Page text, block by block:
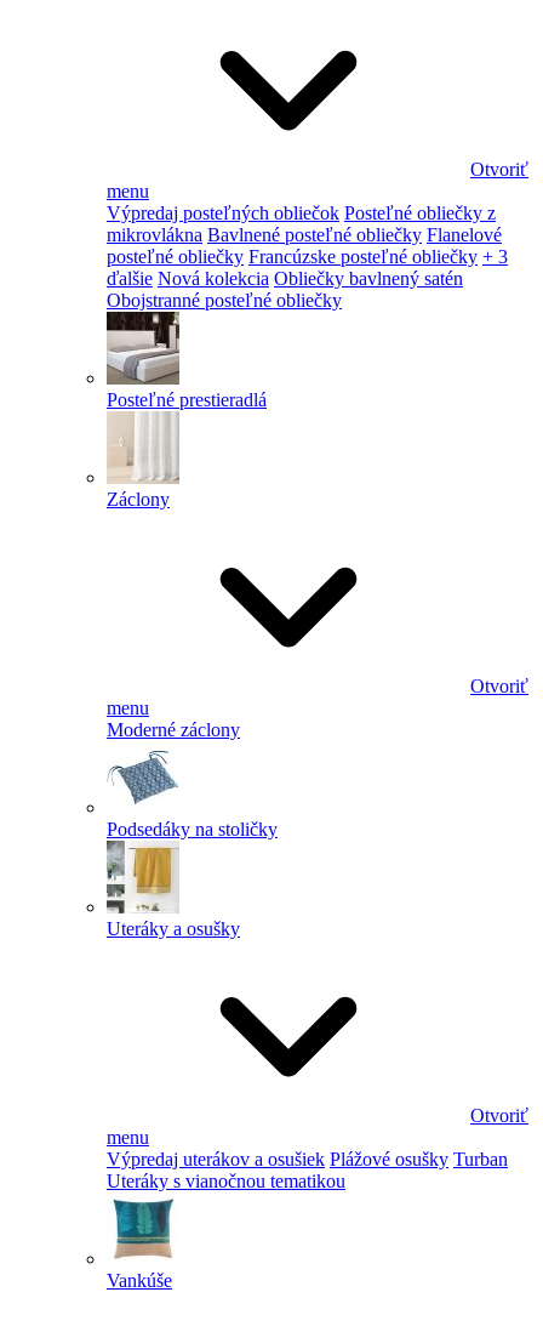
Otvoriť
menu
Výpredaj posteľných obliečok Posteľné obliečky z
mikrovlákna Bavlnené posteľné obliečky Flanelové
posteľné obliečky Francúzske posteľné obliečky + 3
ďalšie Nová kolekcia Obliečky bavlnený satén
Obojstranné posteľné obliečky
Posteľné prestieradlá
Záclony
Otvoriť
menu
Moderné záclony
Podsedáky na stoličky
Uteráky a osušky
Otvoriť
menu
Výpredaj uterákov a osušiek Plážové osušky Turban
Uteráky s vianočnou tematikou
Vankúše